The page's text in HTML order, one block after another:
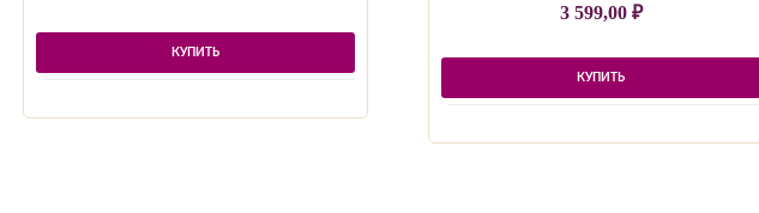
КУПИТЬ
3 599,00 ₽
КУПИТЬ